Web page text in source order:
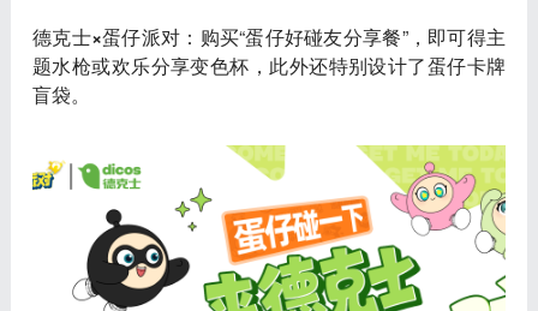
德克士×蛋仔派对 ：购买“蛋仔好碰友分享餐”，即可得主
题水枪或欢乐分享变色杯，此外还特别设计了蛋仔卡牌
盲袋。